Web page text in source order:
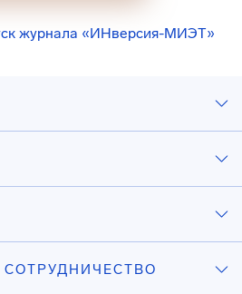
журнала «ИНверсия-МИЭТ»